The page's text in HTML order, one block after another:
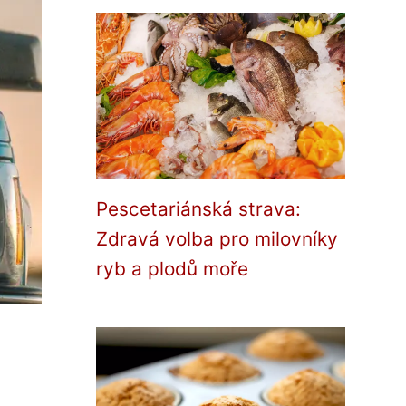
Pescetariánská strava:
Zdravá volba pro milovníky
ryb a plodů moře